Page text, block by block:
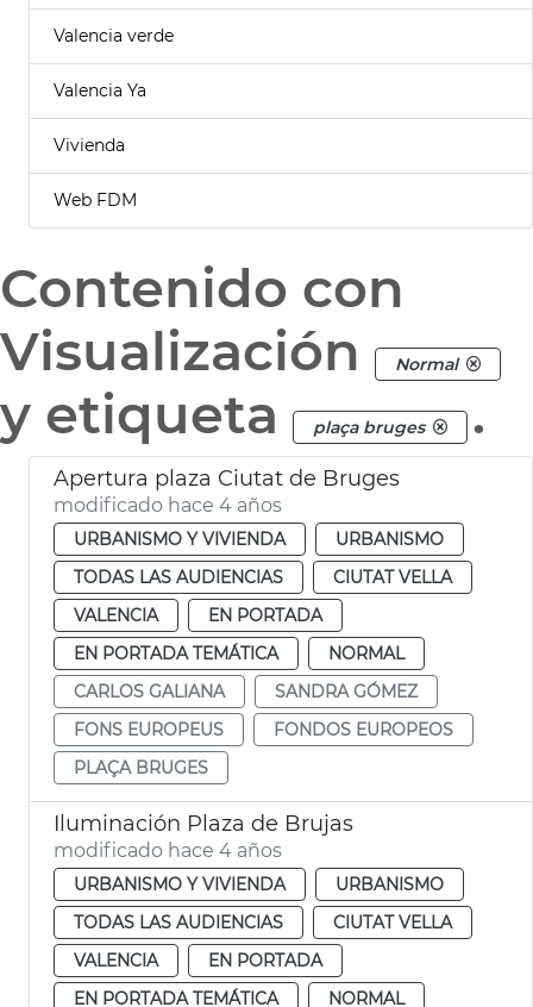
Valencia verde
Valencia Ya
Vivienda
Web FDM
Contenido con
Visualización
Normal
y etiqueta plaça bruges .
Apertura plaza Ciutat de Bruges
modificado hace 4 años
URBANISMO Y VIVIENDA
URBANISMO
TODAS LAS AUDIENCIAS
CIUTAT VELLA
VALENCIA
EN PORTADA
EN PORTADA TEMÁTICA
NORMAL
CARLOS GALIANA
SANDRA GÓMEZ
FONS EUROPEUS
FONDOS EUROPEOS
PLAÇA BRUGES
Iluminación Plaza de Brujas
modificado hace 4 años
URBANISMO Y VIVIENDA
URBANISMO
TODAS LAS AUDIENCIAS
CIUTAT VELLA
VALENCIA
EN PORTADA
EN PORTADA TEMÁTICA
NORMAL